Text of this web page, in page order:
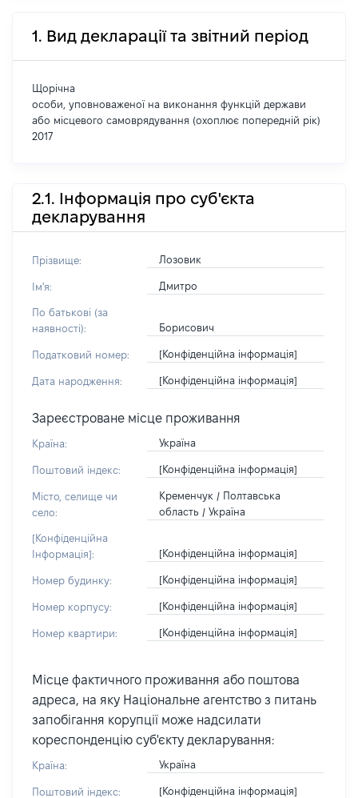
1. Вид декларації та звітний період
Щорічна
особи, уповноваженої на виконання функцій держави
або місцевого самоврядування (охоплює попередній рік)
2017
2.1. Інформація про суб'єкта
декларування
Прізвище: Лозовик
Ім'я: Дмитро
По батькові (за
наявності):
Борисович
Податковий номер: [Конфіденційна інформація]
Дата народження: [Конфіденційна інформація]
Зареєстроване місце проживання
Країна: Україна
Поштовий індекс: [Конфіденційна інформація]
Місто, селище чи
село:
Кременчук / Полтавська
область / Україна
[Конфіденційна
Інформація]:
[Конфіденційна інформація]
Номер будинку: [Конфіденційна інформація]
Номер корпусу: [Конфіденційна інформація]
Номер квартири: [Конфіденційна інформація]
Місце фактичного проживання або поштова
адреса, на яку Національне агентство з питань
запобігання корупції може надсилати
кореспонденцію суб'єкту декларування:
Країна: Україна
Поштовий індекс: [Конфіденційна інформація]